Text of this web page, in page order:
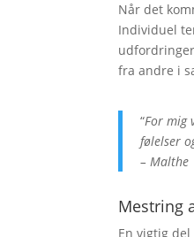
Når det
Individuel
fra andre i
“For mig
følelser
–Malthe
Mestring
En vigtig